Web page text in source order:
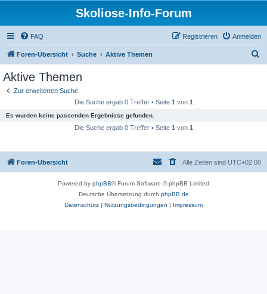
Skoliose-Info-Forum
FAQ Anmelden
Registrieren
Foren-Übersicht Suche Aktive Themen
Aktive Themen
Zur erweiterten Suche
Die Suche ergab 0 Treffer • Seite 1 von 1
Es wurden keine passenden Ergebnisse gefunden.
Die Suche ergab 0 Treffer • Seite 1 von 1
Foren-Übersicht Alle Zeiten sind UTC+02:00
Powered by phpBB® Forum Software © phpBB Limited
Deutsche Übersetzung durch phpBB.de
Datenschutz | Nutzungsbedingungen | Impressum